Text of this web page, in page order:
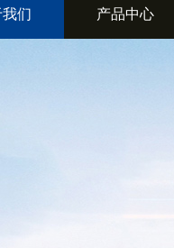
们 产品中心